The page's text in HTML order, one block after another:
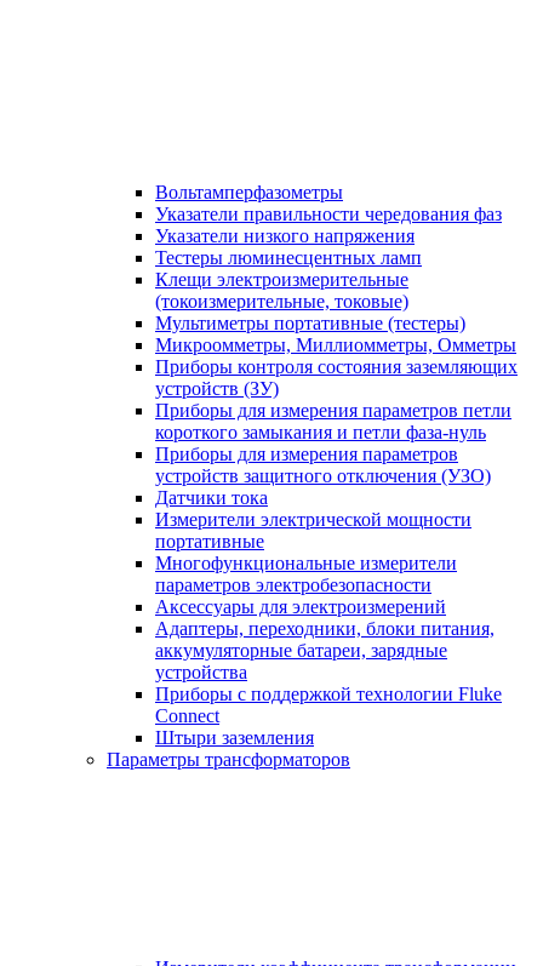
Вольтамперфазометры
Указатели правильности чередования фаз
Указатели низкого напряжения
Тестеры люминесцентных ламп
Клещи электроизмерительные
(токоизмерительные, токовые)
Мультиметры портативные (тестеры)
Микроомметры, Миллиомметры, Омметры
Приборы контроля состояния заземляющих
устройств (ЗУ)
Приборы для измерения параметров петли
короткого замыкания и петли фаза-нуль
Приборы для измерения параметров
устройств защитного отключения (УЗО)
Датчики тока
Измерители электрической мощности
портативные
Многофункциональные измерители
параметров электробезопасности
Аксессуары для электроизмерений
Адаптеры, переходники, блоки питания,
аккумуляторные батареи, зарядные
устройства
Приборы с поддержкой технологии Fluke
Connect
Штыри заземления
Параметры трансформаторов